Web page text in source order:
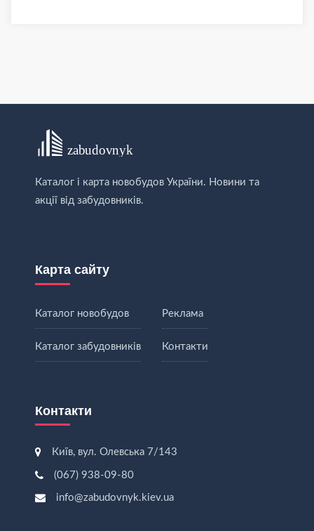
Каталог і карта новобудов України. Новини та
акції від забудовників.
Карта сайту
Каталог новобудов
Каталог забудовників
Реклама
Контакти
Контакти
Київ, вул. Олевська 7/143
(067) 938-09-80
info@zabudovnyk.kiev.ua